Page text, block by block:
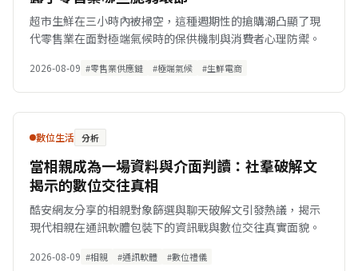
超市生鮮在三小時內被掃空，這種週期性的搶購潮凸顯了現
代零售業在面對極端氣候時的保供機制與消費者心理防禦。
2026-08-09 #零售業供應鏈 #極端氣候 #生鮮電商
數位生活 分析
當相親成為一場資料與介面判讀：社羣破解文
揭示的數位交往真相
酷安網友分享的相親對象篩選與聊天破解文引發熱議，揭示
現代相親在通訊軟體包裝下的資訊戰與數位交往真實面貌。
2026-08-09 #相親 #通訊軟體 #數位禮儀